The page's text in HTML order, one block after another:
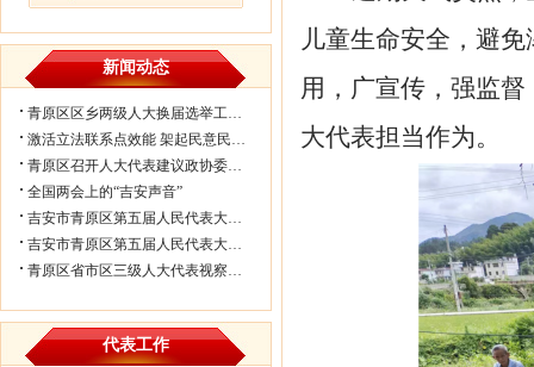
新闻动态
青原区区乡两级人大换届选举工作会议...
激活立法联系点效能 架起民意民生连...
青原区召开人大代表建议政协委员提案...
全国两会上的“吉安声音”
吉安市青原区第五届人民代表大会第七...
吉安市青原区第五届人民代表大会第七...
青原区省市区三级人大代表视察民生实...
代表工作
儿童生命安全，避
用，广宣传，强监
大代表担当作为。